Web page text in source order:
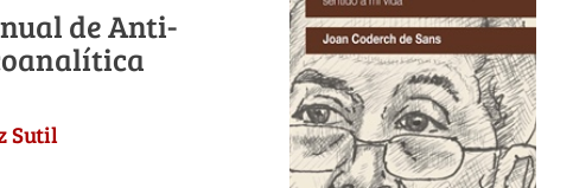
de Anti-
Sutil